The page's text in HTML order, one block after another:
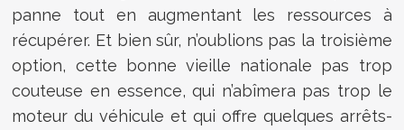
panne tout en augmentant les ressources à
récupérer. Et bien sûr, n’oublions pas la troisième
option, cette bonne vieille nationale pas trop
couteuse en essence, qui n’abîmera pas trop le
moteur du véhicule et qui offre quelques arrêts-